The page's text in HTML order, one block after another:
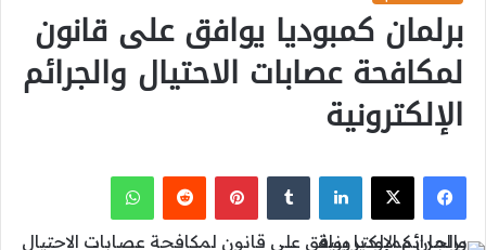
برلمان كمبوديا يوافق على قانون
لمكافحة عصابات الاحتيال والجرائم
الإلكترونية
فيسبوك
‫X لينكدإن بينتيريست واتساب